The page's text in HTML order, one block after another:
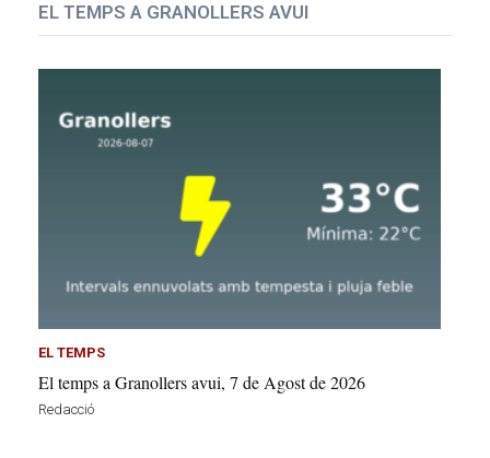
EL TEMPS A GRANOLLERS AVUI
EL TEMPS
El temps a Granollers avui, 7 de Agost de 2026
Redacció